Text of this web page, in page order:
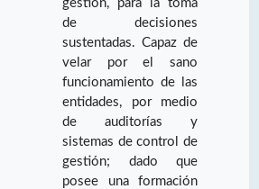
gestión, para la toma
de decisiones
sustentadas. Capaz de
velar por el sano
funcionamiento de las
entidades, por medio
de auditorías y
sistemas de control de
gestión; dado que
posee una formación